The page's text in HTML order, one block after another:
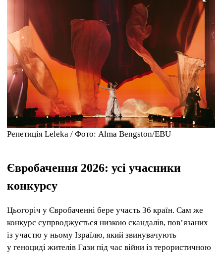
Репетиція Leleka / Фото: Alma Bengston/EBU
Євробачення 2026: усі учасники
конкурсу
Цьогоріч у Євробаченні бере участь 36 країн. Сам же
конкурс супрводжується низкою скандалів, пов’язаних
із участю у ньому Ізраїлю, який звинувачують
у геноциді жителів Гази під час війни із терористичною